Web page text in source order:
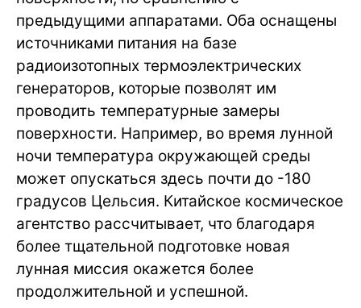
предыдущими аппаратами. Оба оснащены
источниками питания на базе
радиоизотопных термоэлектрических
генераторов, которые позволят им
проводить температурные замеры
поверхности. Например, во время лунной
ночи температура окружающей среды
может опускаться здесь почти до -180
градусов Цельсия. Китайское космическое
агентство рассчитывает, что благодаря
более тщательной подготовке новая
лунная миссия окажется более
продолжительной и успешной.